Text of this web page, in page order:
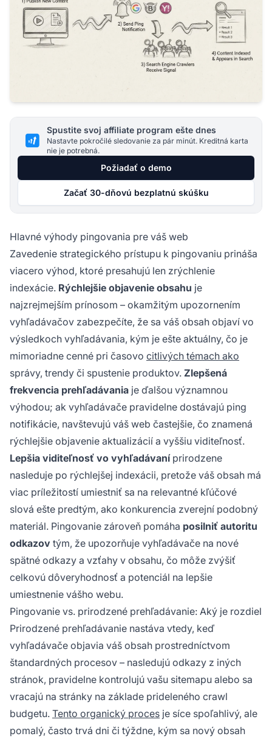
Spustite svoj affiliate program ešte dnes
Nastavte pokročilé sledovanie za pár minút. Kreditná karta
nie je potrebná.
Požiadať o demo
Začať 30-dňovú bezplatnú skúšku
Hlavné výhody pingovania pre váš web
Zavedenie strategického prístupu k pingovaniu prináša
viacero výhod, ktoré presahujú len zrýchlenie
indexácie. Rýchlejšie objavenie obsahu je
najzrejmejším prínosom – okamžitým upozornením
vyhľadávačov zabezpečíte, že sa váš obsah objaví vo
výsledkoch vyhľadávania, kým je ešte aktuálny, čo je
mimoriadne cenné pri časovo citlivých témach ako
správy, trendy či spustenie produktov. Zlepšená
frekvencia prehľadávania je ďalšou významnou
výhodou; ak vyhľadávače pravidelne dostávajú ping
notifikácie, navštevujú váš web častejšie, čo znamená
rýchlejšie objavenie aktualizácií a vyššiu viditeľnosť.
Lepšia viditeľnosť vo vyhľadávaníprirodzene
nasleduje po rýchlejšej indexácii, pretože váš obsah má
viac príležitostí umiestniť sa na relevantné kľúčové
slová ešte predtým, ako konkurencia zverejní podobný
materiál. Pingovanie zároveň pomáha posilniť autoritu
odkazov tým, že upozorňuje vyhľadávače na nové
spätné odkazy a vzťahy v obsahu, čo môže zvýšiť
celkovú dôveryhodnosť a potenciál na lepšie
umiestnenie vášho webu.
Pingovanie vs. prirodzené prehľadávanie: Aký je rozdiel
Prirodzené prehľadávanie nastáva vtedy, keď
vyhľadávače objavia váš obsah prostredníctvom
štandardných procesov – nasledujú odkazy z iných
stránok, pravidelne kontrolujú vašu sitemapu alebo sa
vracajú na stránky na základe prideleného crawl
budgetu. Tento organický proces je síce spoľahlivý, ale
pomalý, často trvá dni či týždne, kým sa nový obsah